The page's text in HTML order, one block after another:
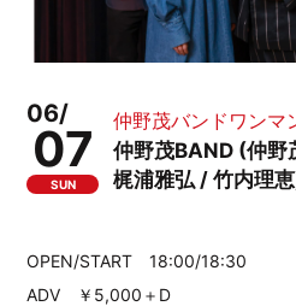
06/
07
SUN
仲野茂バンドワンマ
仲野茂BAND (仲野
梶浦雅弘 / 竹内理
OPEN/START 18:00/18:30
ADV ￥5,000＋D